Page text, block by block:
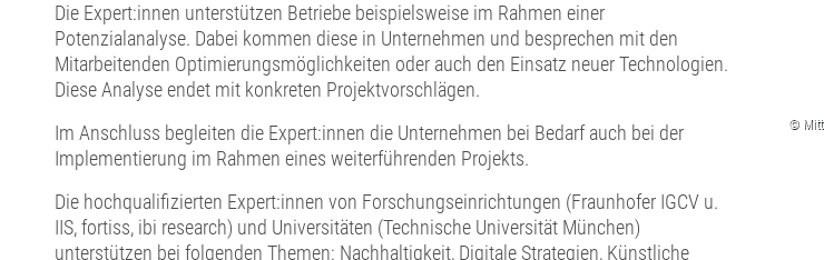
Die Expert:innen unterstützen Betriebe beispielsweise im Rahmen einer
Potenzialanalyse. Dabei kommen diese in Unternehmen und besprechen mit den
Mitarbeitenden Optimierungsmöglichkeiten oder auch den Einsatz neuer Technologien.
Diese Analyse endet mit konkreten Projektvorschlägen.
Im Anschluss begleiten die Expert:innen die Unternehmen bei Bedarf auch bei der
Implementierung im Rahmen eines weiterführenden Projekts.
Die hochqualifizierten Expert:innen von Forschungseinrichtungen (Fraunhofer IGCV u.
IIS, fortiss, ibi research) und Universitäten (Technische Universität München)
unterstützen bei folgenden Themen: Nachhaltigkeit, Digitale Strategien, Künstliche